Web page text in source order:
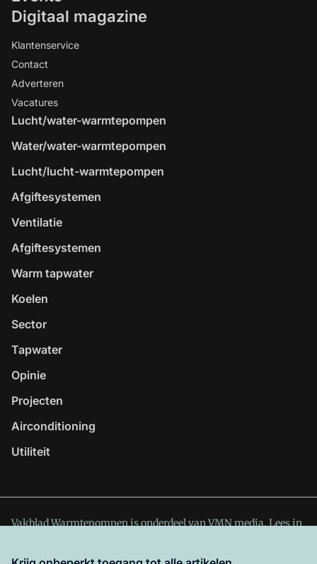
Digitaal magazine
Klantenservice
Contact
Adverteren
Vacatures
Lucht/water-warmtepompen
Water/water-warmtepompen
Lucht/lucht-warmtepompen
Afgiftesystemen
Ventilatie
Afgiftesystemen
Warm tapwater
Koelen
Sector
Tapwater
Opinie
Projecten
Airconditioning
Utiliteit
Vakblad Warmtepompen is onderdeel van VMN media. Lees in
deze site zijn de volgende regelingen van toepassing: